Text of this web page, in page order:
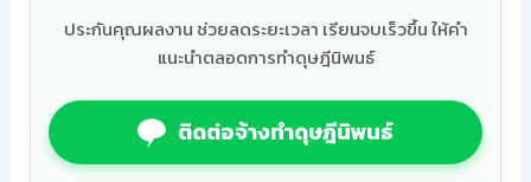
ประกันคุณผลงาน ช่วยลดระยะเวลา เรียนจบเร็วขึ้น ให้คำ
แนะนำตลอดการทำดุษฎีนิพนธ์
ติดต่อจ้างทำดุษฎีนิพนธ์